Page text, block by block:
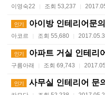
이영숙22 | 조회 53,237 |
인기 아이방 인테리어문
아코르 | 조회 55,680 |
인기 아파트 거실 인테리
구름아래 | 조회 69,743 |
인기 사무실 인테리어 문